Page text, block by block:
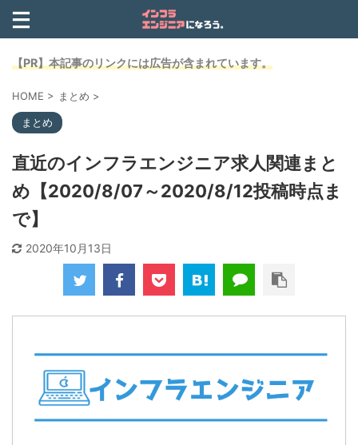
【PR】本記事のリンクには広告が含まれています。
HOME > まとめ >
まとめ
直近のインフラエンジニア求人関連まと
め【2020/8/07～2020/8/12投稿時点ま
で】
2020年10月13日